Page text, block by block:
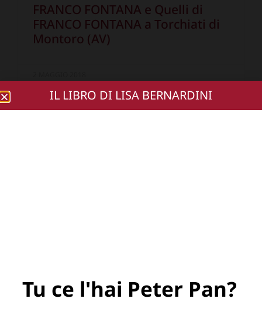
FRANCO FONTANA e Quelli di
FRANCO FONTANA a Torchiati di
Montoro (AV)
29 SETTEMBRE 2017
IL LIBRO DI LISA BERNARDINI
Tu ce l'hai Peter Pan?